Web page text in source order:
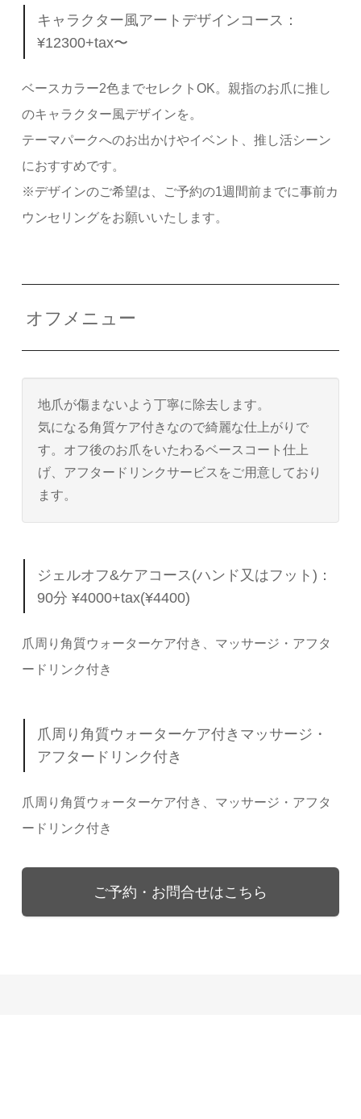
キャラクター風アートデザインコース：
¥12300+tax〜
ベースカラー2色までセレクトOK。親指のお爪に推し
のキャラクター風デザインを。
テーマパークへのお出かけやイベント、推し活シーン
におすすめです。
※デザインのご希望は、ご予約の1週間前までに事前カ
ウンセリングをお願いいたします。
オフメニュー
地爪が傷まないよう丁寧に除去します。
気になる角質ケア付きなので綺麗な仕上がりで
す。オフ後のお爪をいたわるベースコート仕上
げ、アフタードリンクサービスをご用意しており
ます。
ジェルオフ&ケアコース(ハンド又はフット)：
90分 ¥4000+tax(¥4400)
爪周り角質ウォーターケア付き、マッサージ・アフタ
ードリンク付き
爪周り角質ウォーターケア付きマッサージ・
アフタードリンク付き
爪周り角質ウォーターケア付き、マッサージ・アフタ
ードリンク付き
ご予約・お問合せはこちら